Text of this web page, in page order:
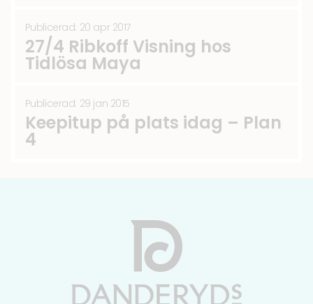
Publicerad: 20 apr 2017
27/4 Ribkoff Visning hos
Tidlösa Maya
Publicerad: 29 jan 2015
Keepitup på plats idag – Plan
4